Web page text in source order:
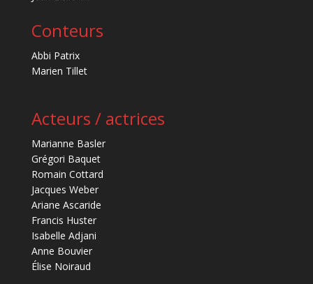
Conteurs
Abbi Patrix
Marien Tillet
Acteurs / actrices
Marianne Basler
Grégori Baquet
Romain Cottard
Jacques Weber
Ariane Ascaride
Francis Huster
Isabelle Adjani
Anne Bouvier
Élise Noiraud